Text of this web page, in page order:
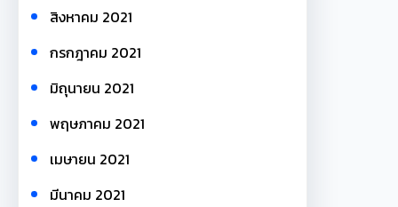
สิงหาคม 2021
กรกฎาคม 2021
มิถุนายน 2021
พฤษภาคม 2021
เมษายน 2021
มีนาคม 2021